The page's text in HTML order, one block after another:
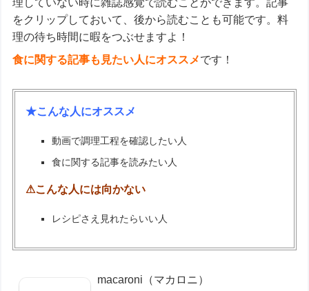
理していない時に雑誌感覚で読むことができます。記事
をクリップしておいて、後から読むことも可能です。料
理の待ち時間に暇をつぶせますよ！
食に関する記事も見たい人にオススメです！
★こんな人にオススメ
動画で調理工程を確認したい人
食に関する記事を読みたい人
⚠こんな人には向かない
レシピさえ見れたらいい人
macaroni（マカロニ）